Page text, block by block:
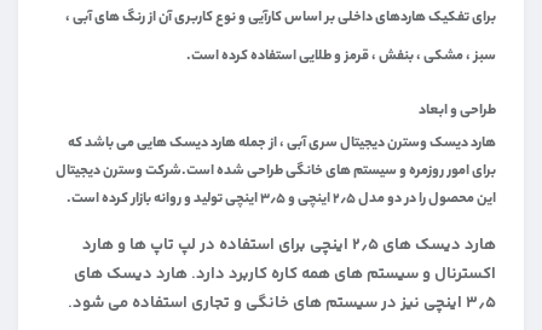
برای تفکیک هاردهای داخلی بر اساس کارآیی و نوع کاربری آن از رنگ های آبی ،
سبز ، مشکی ، بنفش ، قرمز و طلایی استفاده کرده است.
طراحی و ابعاد
هارد دیسک وسترن دیجیتال سری آبی ، از جمله هارد دیسک هایی می باشد که
برای امور روزمره و سیستم های خانگی طراحی شده است.شرکت وسترن دیجیتال
این محصول را در دو مدل ۲٫۵ اینچی و ۳٫۵ اینچی تولید و روانه بازار کرده است.
هارد دیسک های ۲٫۵ اینچی برای استفاده در لپ تاپ ها و هارد
اکسترنال و سیستم های همه کاره کاربرد دارد. هارد دیسک های
۳٫۵ اینچی نیز در سیستم های خانگی و تجاری استفاده می شود.